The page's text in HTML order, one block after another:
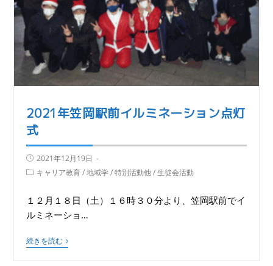
2021年笠岡駅前イルミネーション点灯
式
2021年12月19日
キャリア教育 / 地域学 / 特別活動他 / 生徒会活動
１２月１８日（土）１６時３０分より、笠岡駅前でイ
ルミネーショ…
続きを読む